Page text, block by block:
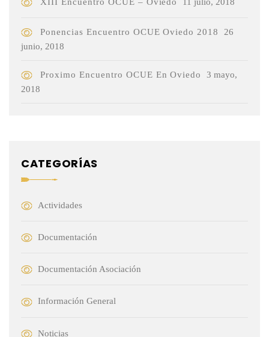
Ponencias Encuentro OCUE Oviedo 2018
26
junio, 2018
Proximo Encuentro OCUE En Oviedo
3 mayo,
2018
CATEGORÍAS
Actividades
Documentación
Documentación Asociación
Información General
Noticias